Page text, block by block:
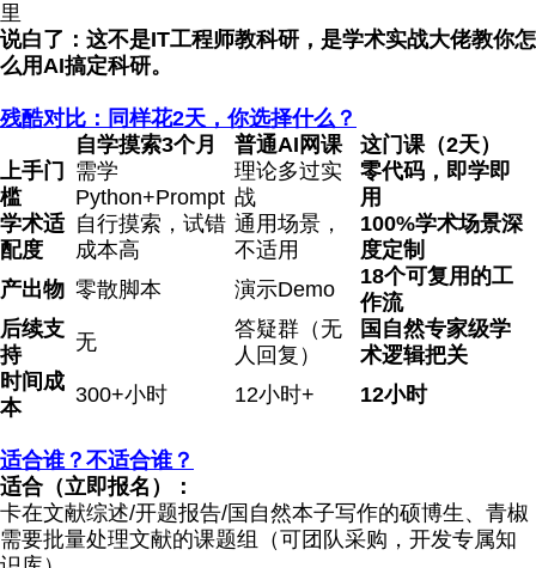
里
说白了：这不是IT工程师教科研，是学术实战大佬教你怎
么用AI搞定科研。
残酷对比：同样花2天，你选择什么？
自学摸索3个月
普通AI 网课
这门课（2天）
上手门
槛
需学
Python+Prompt
理论多过实
战
零代码，即学即
用
学术适
配度
自行摸索，试错
成本高
通用场景，
不适用
100%学术场景深
度定制
产出物 零散脚本 演示Demo
18个可复用的工
作流
后续支
持
无
答疑群（无
人回复）
国自然专家级学
术逻辑把关
时间成
本
300+小时 12小时+ 12小时
适合谁？不适合谁？
适合（立即报名）：
卡在文献综述/开题报告/国自然本子写作的硕博生、青椒
需要批量处理文献的课题组（可团队采购，开发专属知